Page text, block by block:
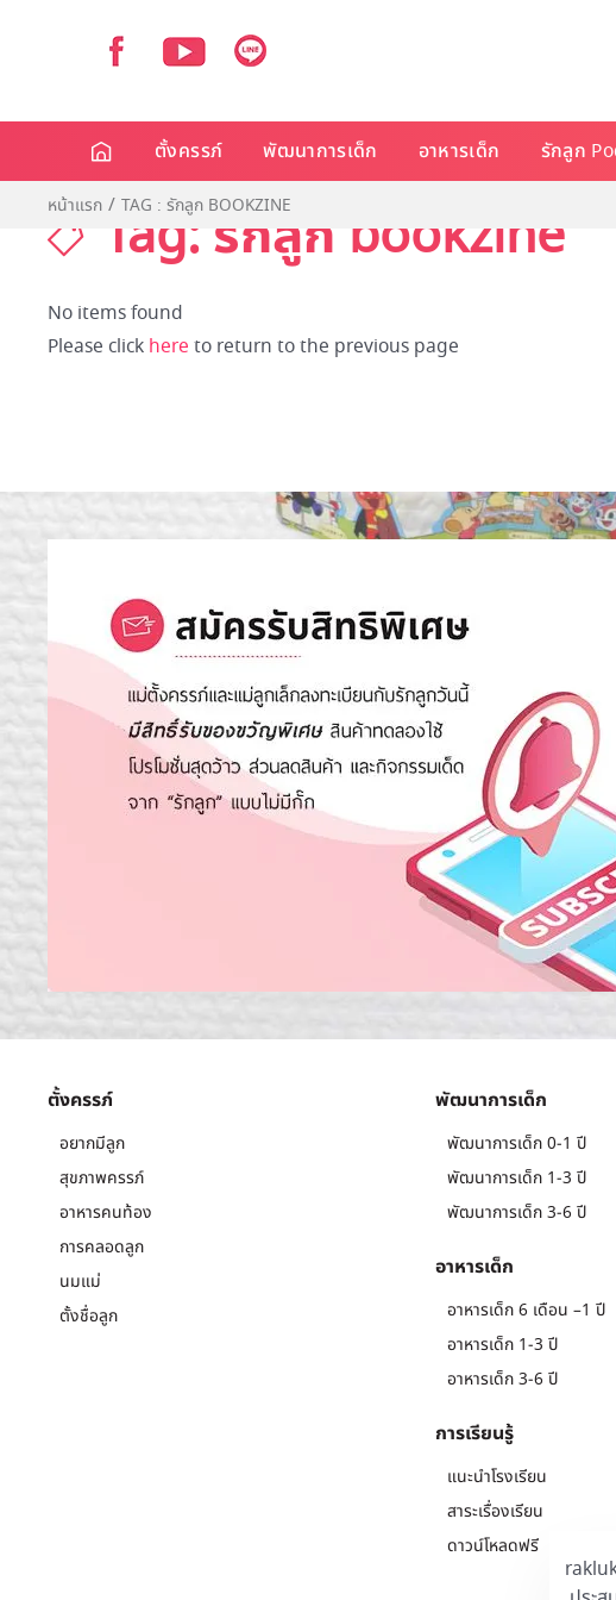
ตั้งครรภ์ พัฒนาการเด็ก อาหารเด็ก รักลูก
หน้าแรก TAG : รักลูก BOOKZINE
Tag: รักลูก bookzine
No items found
Please click here to return to the previous page
ตั้งครรภ์
อยากมีลูก
สุขภาพครรภ์
อาหารคนท้อง
การคลอดลูก
นมแม่
ตั้งชื่อลูก
พัฒนาการเด็ก
พัฒนาการเด็ก 0-1 ปี
พัฒนาการเด็ก 1-3 ปี
พัฒนาการเด็ก 3-6 ปี
อาหารเด็ก
อาหารเด็ก 6 เดือน –1 ปี
อาหารเด็ก 1-3 ปี
อาหารเด็ก 3-6 ปี
การเรียนรู้
แนะนำโรงเรียน
สาระเรื่องเรียน
ดาวน์โหลดฟรี